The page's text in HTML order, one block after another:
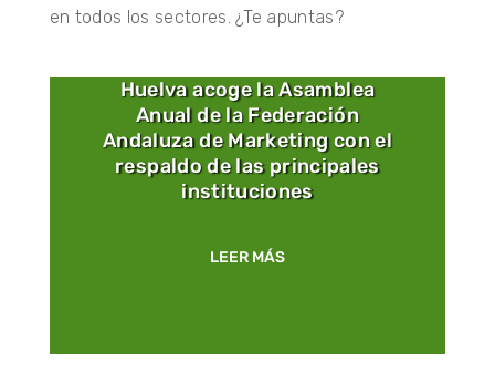
en todos los sectores. ¿Te apuntas?
Huelva acoge la Asamblea
Anual de la Federación
Andaluza de Marketing con el
respaldo de las principales
instituciones
LEER MÁS